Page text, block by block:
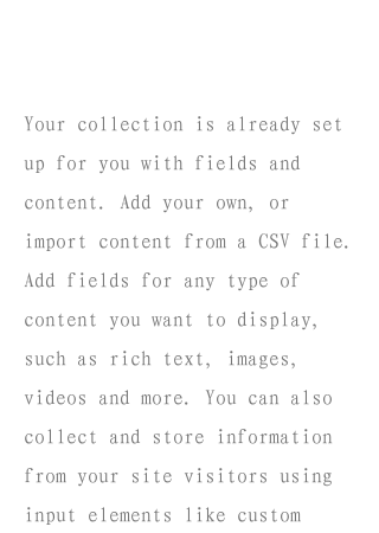
Your collection is already set
up for you with fields and
content. Add your own, or
import content from a CSV file.
Add fields for any type of
content you want to display,
such as rich text, images,
videos and more. You can also
collect and store information
from your site visitors using
input elements like custom